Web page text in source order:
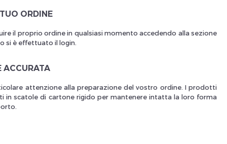
ORDINE
il proprio ordine in qualsiasi momento accedendo alla sezione
si è effettuato il login.
ACCURATA
attenzione alla preparazione del vostro ordine. I prodotti
in scatole di cartone rigido per mantenere intatta la loro forma